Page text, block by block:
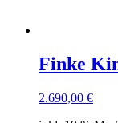
Finke
2.690,00 €